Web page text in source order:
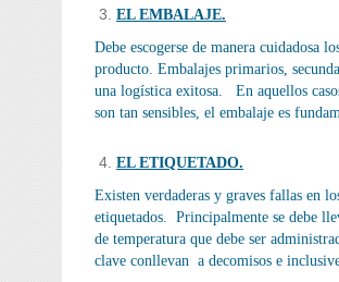
EL EMBALAJE.
Debe escogerse de manera cuidadosa
producto. Embalajes primarios,
una logística exitosa. En aquellos
son tan sensibles, el embalaje es
EL ETIQUETADO.
Existen verdaderas y graves fallas en
etiquetados. Principalmente se debe
de temperatura que debe ser
clave conllevan a decomisos e